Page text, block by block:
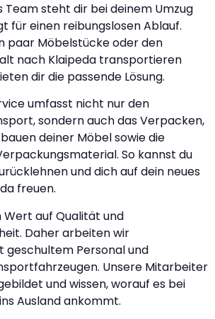
Team steht dir bei deinem Umzug
für einen reibungslosen Ablauf.
paar Möbelstücke oder den
nach Klaipeda transportieren
dir die passende Lösung.
umfasst nicht nur den
sondern auch das Verpacken,
deiner Möbel sowie die
So kannst du
und dich auf dein neues
freuen.
auf Qualität und
Daher arbeiten wir
geschultem Personal und
Unsere Mitarbeiter
und wissen, worauf es bei
Ausland ankommt.